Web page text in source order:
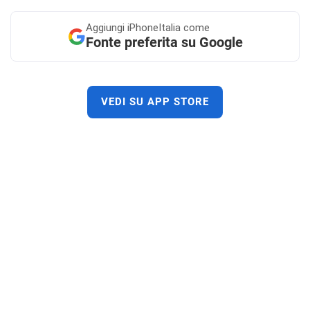
Aggiungi iPhoneItalia come
Fonte preferita su Google
VEDI SU APP STORE